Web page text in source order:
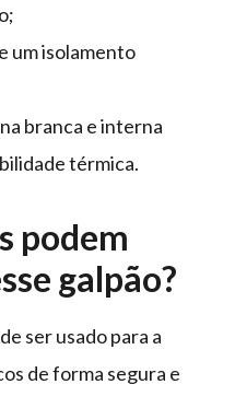
um isolamento
branca e interna
térmica.
podem
galpão?
ser usado para a
de forma segura e